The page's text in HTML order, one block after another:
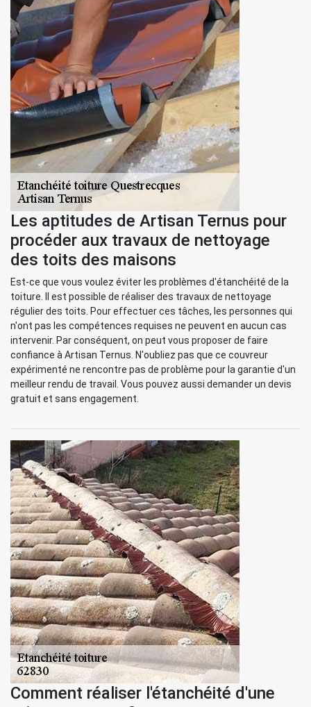
Les aptitudes de Artisan Ternus pour
procéder aux travaux de nettoyage
des toits des maisons
Est-ce que vous voulez éviter les problèmes d'étanchéité de la
toiture. Il est possible de réaliser des travaux de nettoyage
régulier des toits. Pour effectuer ces tâches, les personnes qui
n'ont pas les compétences requises ne peuvent en aucun cas
intervenir. Par conséquent, on peut vous proposer de faire
confiance à Artisan Ternus. N'oubliez pas que ce couvreur
expérimenté ne rencontre pas de problème pour la garantie d'un
meilleur rendu de travail. Vous pouvez aussi demander un devis
gratuit et sans engagement.
Comment réaliser l'étanchéité d'une